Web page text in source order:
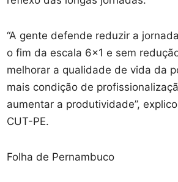
“A gente defende reduzir a
o fim da escala 6×1 e sem
melhorar a qualidade de vida da
mais condição de
aumentar a produtividade”,
CUT-PE.
Folha de Pernambuco